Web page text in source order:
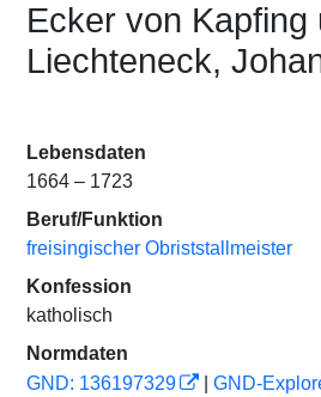
Ecker von Kapfing
Liechteneck,
Lebensdaten
1664 – 1723
Beruf/Funktion
freisingischer Obriststallmeister
Konfession
katholisch
Normdaten
GND: 136197329
GND-